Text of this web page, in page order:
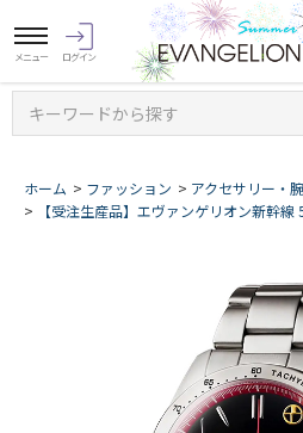
キーワードから探す
ホーム > ファッション > アクセサリー・
>
【受注生産品】エヴァンゲリオン新幹線